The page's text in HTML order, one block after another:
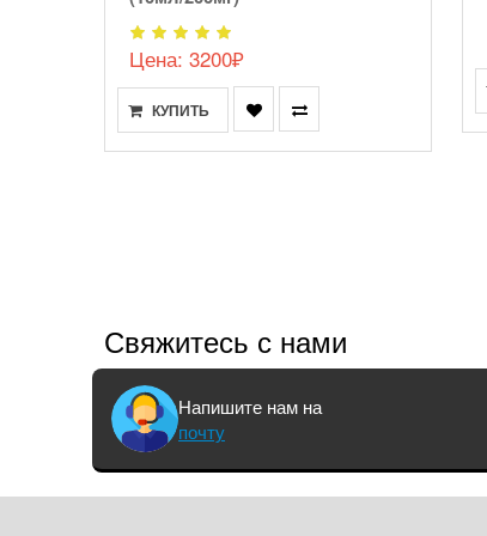
Цена: 3200₽
КУПИТЬ
Свяжитесь с нами
Напишите нам на
почту